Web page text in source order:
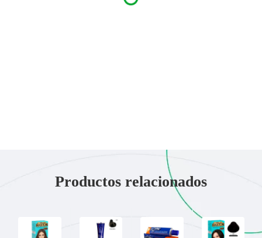
Productos relacionados